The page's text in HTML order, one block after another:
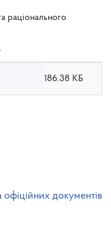
раціонального
186.38 КБ
документів